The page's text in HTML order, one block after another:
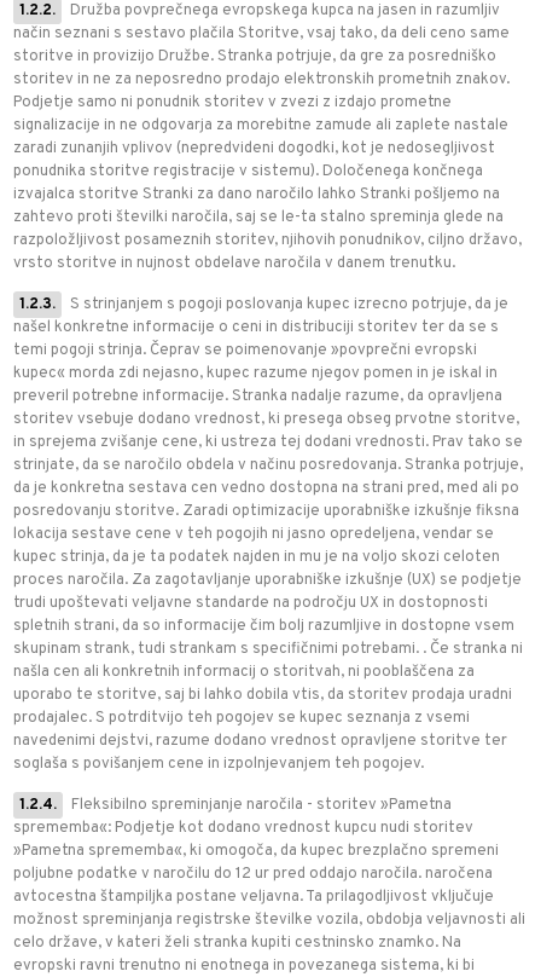
1.2.2.
Družba povprečnega evropskega kupca na jasen in razumljiv
način seznani s sestavo plačila Storitve, vsaj tako, da deli ceno same
storitve in provizijo Družbe. Stranka potrjuje, da gre za posredniško
storitev in ne za neposredno prodajo elektronskih prometnih znakov.
Podjetje samo ni ponudnik storitev v zvezi z izdajo prometne
signalizacije in ne odgovarja za morebitne zamude ali zaplete nastale
zaradi zunanjih vplivov (nepredvideni dogodki, kot je nedosegljivost
ponudnika storitve registracije v sistemu). Določenega končnega
izvajalca storitve Stranki za dano naročilo lahko Stranki pošljemo na
zahtevo proti številki naročila, saj se le-ta stalno spreminja glede na
razpoložljivost posameznih storitev, njihovih ponudnikov, ciljno državo,
vrsto storitve in nujnost obdelave naročila v danem trenutku.
1.2.3.
S strinjanjem s pogoji poslovanja kupec izrecno potrjuje, da je
našel konkretne informacije o ceni in distribuciji storitev ter da se s
temi pogoji strinja. Čeprav se poimenovanje »povprečni evropski
kupec« morda zdi nejasno, kupec razume njegov pomen in je iskal in
preveril potrebne informacije. Stranka nadalje razume, da opravljena
storitev vsebuje dodano vrednost, ki presega obseg prvotne storitve,
in sprejema zvišanje cene, ki ustreza tej dodani vrednosti. Prav tako se
strinjate, da se naročilo obdela v načinu posredovanja. Stranka potrjuje,
da je konkretna sestava cen vedno dostopna na strani pred, med ali po
posredovanju storitve. Zaradi optimizacije uporabniške izkušnje fiksna
lokacija sestave cene v teh pogojih ni jasno opredeljena, vendar se
kupec strinja, da je ta podatek najden in mu je na voljo skozi celoten
proces naročila. Za zagotavljanje uporabniške izkušnje (UX) se podjetje
trudi upoštevati veljavne standarde na področju UX in dostopnosti
spletnih strani, da so informacije čim bolj razumljive in dostopne vsem
skupinam strank, tudi strankam s specifičnimi potrebami. . Če stranka ni
našla cen ali konkretnih informacij o storitvah, ni pooblaščena za
uporabo te storitve, saj bi lahko dobila vtis, da storitev prodaja uradni
prodajalec. S potrditvijo teh pogojev se kupec seznanja z vsemi
navedenimi dejstvi, razume dodano vrednost opravljene storitve ter
soglaša s povišanjem cene in izpolnjevanjem teh pogojev.
1.2.4.
Fleksibilno spreminjanje naročila - storitev »Pametna
sprememba«: Podjetje kot dodano vrednost kupcu nudi storitev
»Pametna sprememba«, ki omogoča, da kupec brezplačno spremeni
poljubne podatke v naročilu do 12 ur pred oddajo naročila. naročena
avtocestna štampiljka postane veljavna. Ta prilagodljivost vključuje
možnost spreminjanja registrske številke vozila, obdobja veljavnosti ali
celo države, v kateri želi stranka kupiti cestninsko znamko. Na
evropski ravni trenutno ni enotnega in povezanega sistema, ki bi